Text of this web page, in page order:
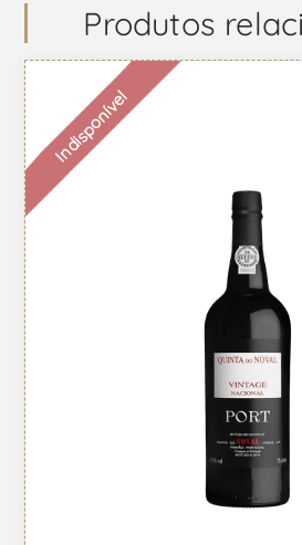
Produtos
Indisponível